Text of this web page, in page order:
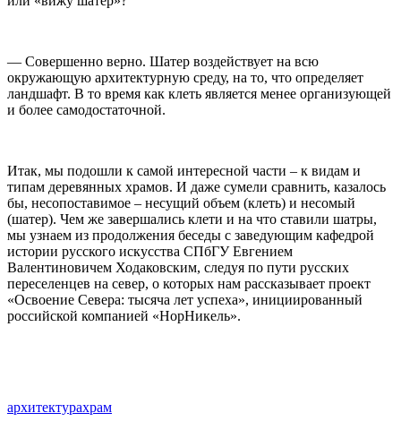
— Совершенно верно. Шатер воздействует на всю
окружающую архитектурную среду, на то, что определяет
ландшафт. В то время как клеть является менее организующей
и более самодостаточной.
Итак, мы подошли к самой интересной части – к видам и
типам деревянных храмов. И даже сумели сравнить, казалось
бы, несопоставимое – несущий объем (клеть) и несомый
(шатер). Чем же завершались клети и на что ставили шатры,
мы узнаем из продолжения беседы с заведующим кафедрой
истории русского искусства СПбГУ Евгением
Валентиновичем Ходаковским, следуя по пути русских
переселенцев на север, о которых нам рассказывает проект
«Освоение Севера: тысяча лет успеха», инициированный
российской компанией «НорНикель».
архитектурахрам